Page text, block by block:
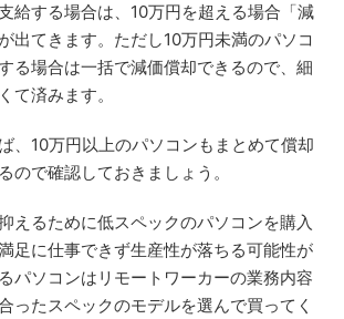
給する場合は、10万円を超える場合「減
出てきます。ただし10万円未満のパソコ
る場合は一括で減価償却できるので、細
て済みます。
、10万円以上のパソコンもまとめて償却
ので確認しておきましょう。
えるために低スペックのパソコンを購入
足に仕事できず生産性が落ちる可能性が
パソコンはリモートワーカーの業務内容
ったスペックのモデルを選んで買ってく